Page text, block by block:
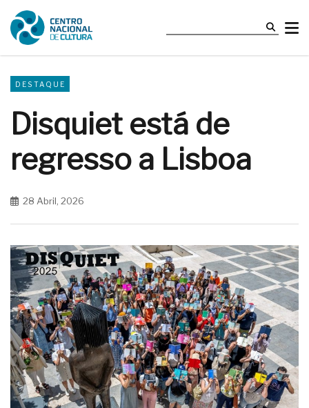
DESTAQUE
Disquiet está de
regresso a Lisboa
28 Abril, 2026